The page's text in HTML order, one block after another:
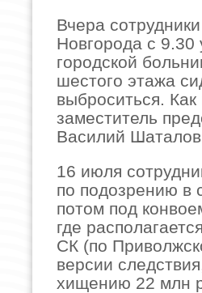
Вчера
Новгорода с 9.30
городской
шестого этажа
выброситься.
заместитель
Василий
16 июля
по подозрению в
потом под
где
СК (по
версии
хищению 22 млн